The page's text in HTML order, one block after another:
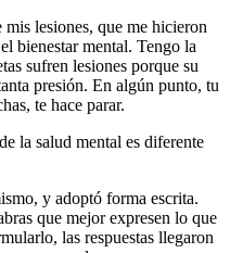
lesiones, que me hicieron
bienestar mental. Tengo la
sufren lesiones porque su
presión. En algún punto, tu
te hace parar.
la salud mental es diferente
y adoptó forma escrita.
que mejor expresen lo que
las respuestas llegaron